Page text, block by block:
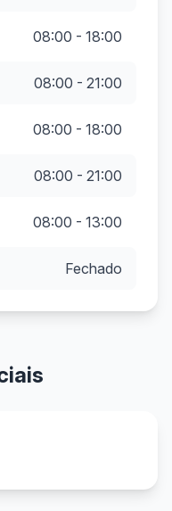
08:00 - 18:00
08:00 - 21:00
08:00 - 18:00
08:00 - 21:00
08:00 - 13:00
Fechado